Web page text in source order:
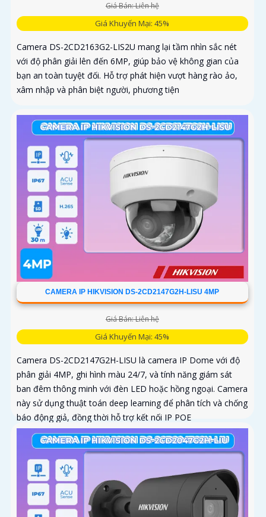
Giá Bán: Liên hệ
Giá Khuyến Mại: 45%
Camera DS-2CD2163G2-LIS2U mang lại tầm nhìn sắc nét
với độ phân giải lên đến 6MP, giúp bảo vệ không gian của
bạn an toàn tuyệt đối. Hỗ trợ phát hiện vượt hàng rào ảo,
xâm nhập và phân biệt người, phương tiện
CAMERA IP HIKVISION DS-2CD2147G2H-LISU 4MP
Giá Bán: Liên hệ
Giá Khuyến Mại: 45%
Camera DS-2CD2147G2H-LISU là camera IP Dome với độ
phân giải 4MP, ghi hình màu 24/7, và tính năng giám sát
ban đêm thông minh với đèn LED hoặc hồng ngoại. Camera
này sử dụng thuật toán deep learning để phân tích và chống
báo động giả, đồng thời hỗ trợ kết nối IP POE